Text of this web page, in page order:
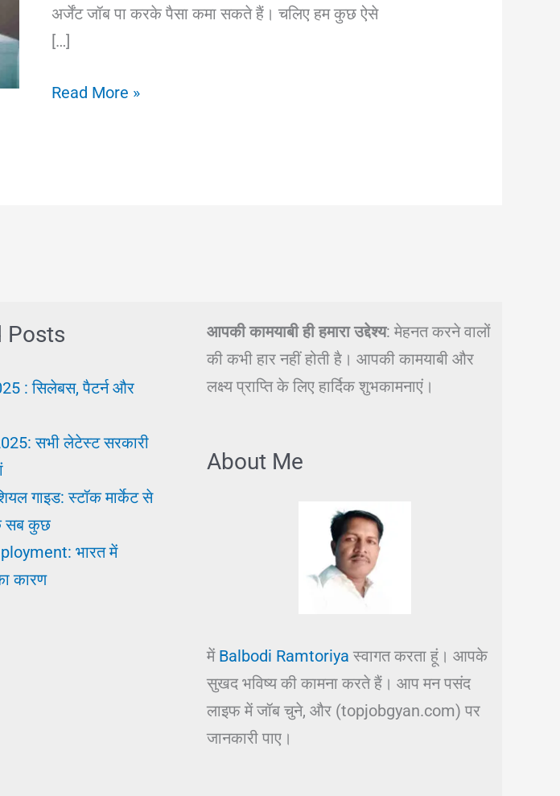
अर्जेंट जॉब पा करके पैसा कमा सकते हैं। चलिए हम कुछ ऐसे
[…]
जल्दी
Karna
अर्जेंट
पाये
Read More »
Posts
: सिलेबस, पैटर्न और
सभी लेटेस्ट सरकारी
गाइड: स्टॉक मार्केट से
सब कुछ
भारत में
कारण
आपकी कामयाबी ही हमारा उद्देश्य: मेहनत करने वालों
की कभी हार नहीं होती है। आपकी कामयाबी और
लक्ष्य प्राप्ति के लिए हार्दिक शुभकामनाएं।
About Me
में Balbodi Ramtoriya स्वागत करता हूं। आपके
सुखद भविष्य की कामना करते हैं। आप मन पसंद
लाइफ में जॉब चुने, और (topjobgyan.com) पर
जानकारी पाए।